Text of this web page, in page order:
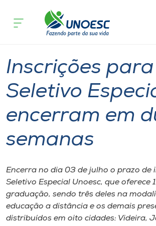
Cursos
Pesquisa
Atendimento ao Estudante
Portal de Ensino
A
Internacionalização
acontece
Inscrições
Seletivo
encerram em
semanas
Encerra no dia 03 de julho o prazo de
Seletivo Especial Unoesc, que oferece
graduação, sendo três deles na
educação a distância e os demais
distribuídos em oito cidades: Videira,